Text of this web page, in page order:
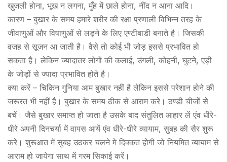
खुजली होना, भूख न लगना, मुँह में छाले होना, नींद न आना आदि।
कारण – बुखार के समय हमारे शरीर की रक्षा प्रणाली विभिन्न तरह के
जीवाणुओं और विषाणुओं से लड़ने के लिए एण्टीबाडी बनाते है। जिसकी
वजह से सूजन आ जाती है। वैसे तो कोई भी जोड़ इससे प्रभावित हो
सकता है। लेकिन ज्यादातर लोगों की कलाई, उंगली, कोहनी, घुटने, एड़ी
के जोड़ों से ज्यादा प्रभावित होते है।
क्या करें – चिकिन गुनिया आम बुखार नहीं है लेकिन इससे परेशान होने की
जरूरत भी नहीं है। बुखार के समय ठीक से आराम करे। ठण्डी चीजों से
बचें। जैसे बुखार समाप्त हो जाता है उसके बाद संतुलित आहार लें एंव धीरे-
धीरे अपनी दिनचर्या में वापस आयें एंव धीरे-धीरे व्यायाम, सुबह की सैर शुरू
करे। शुरूआत में सुबह उठकर चलने मे दिक्कत होगी जो नियमित व्यायाम से
आराम हो जायेगा साथ में गरम सिकाई करें।